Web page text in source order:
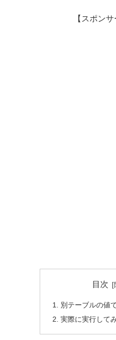
【スポン
目次
別テーブルの値
実際に実行して